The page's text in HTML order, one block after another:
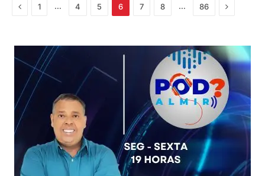
Anterior
1 … 4 5 6 7 8 … 86 Próximo